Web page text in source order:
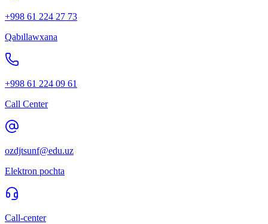
+998 61 224 27 73
Qabıllawxana
+998 61 224 09 61
Call Center
ozdjtsunf@edu.uz
Elektron pochta
Call-center